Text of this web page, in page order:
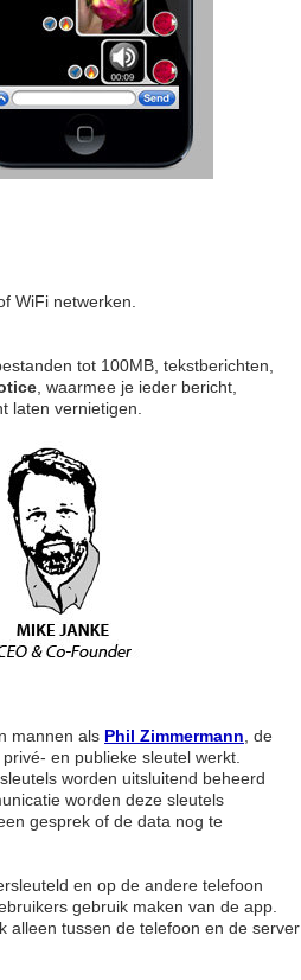
WiFi netwerken.
tot 100MB, tekstberichten,
, waarmee je ieder bericht,
laten vernietigen.
mannen als Phil Zimmermann , de
en publieke sleutel werkt.
worden uitsluitend beheerd
worden deze sleutels
gesprek of de data nog te
en op de andere telefoon
gebruik maken van de app.
alleen tussen de telefoon en de server